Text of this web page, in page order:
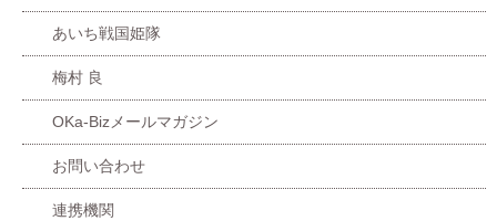
あいち戦国姫隊
梅村 良
OKa-Bizメールマガジン
お問い合わせ
連携機関